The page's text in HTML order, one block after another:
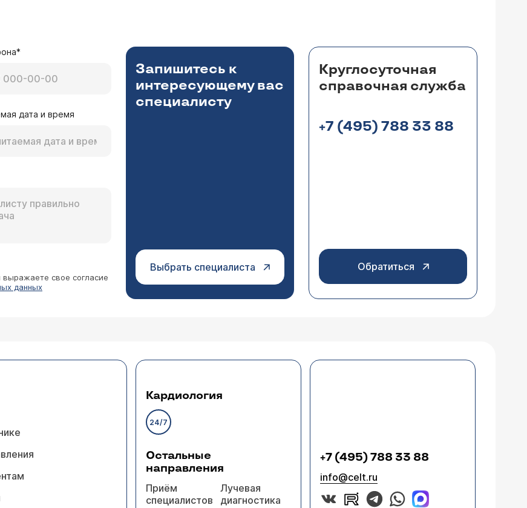
дата и время
выражаете свое согласие
данных
Запишитесь к
интересующему вас
специалисту
Выбрать специалиста
Круглосуточная
справочная служба
+7 (495) 788 33 88
Обратиться
Кардиология
24/7
Остальные
направления
Приём
специалистов
Лучевая
диагностика
+7 (495) 788 33 88
info@celt.ru